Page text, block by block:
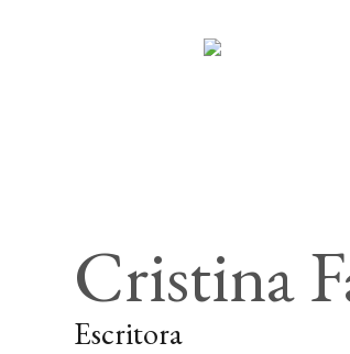
Cristina
Escritora